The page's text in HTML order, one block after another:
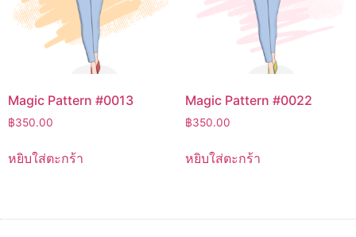
Magic Pattern #0013
฿350.00
หยิบใส่ตะกร้า
Magic Pattern #0022
฿350.00
หยิบใส่ตะกร้า